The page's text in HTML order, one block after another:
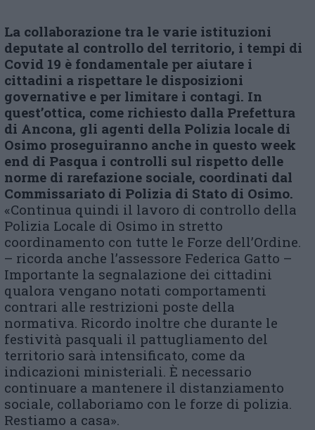
La collaborazione tra le varie istituzioni
deputate al controllo del territorio, i tempi di
Covid 19 è fondamentale per aiutare i
cittadini a rispettare le disposizioni
governative e per limitare i contagi. In
quest’ottica, come richiesto dalla Prefettura
di Ancona, gli agenti della Polizia locale di
Osimo proseguiranno anche in questo week
end di Pasqua i controlli sul rispetto delle
norme di rarefazione sociale, coordinati dal
Commissariato di Polizia di Stato di Osimo.
«Continua quindi il lavoro di controllo della
Polizia Locale di Osimo in stretto
coordinamento con tutte le Forze dell’Ordine.
– ricorda anche l’assessore Federica Gatto –
Importante la segnalazione dei cittadini
qualora vengano notati comportamenti
contrari alle restrizioni poste della
normativa. Ricordo inoltre che durante le
festività pasquali il pattugliamento del
territorio sarà intensificato, come da
indicazioni ministeriali. È necessario
continuare a mantenere il distanziamento
sociale, collaboriamo con le forze di polizia.
Restiamo a casa».